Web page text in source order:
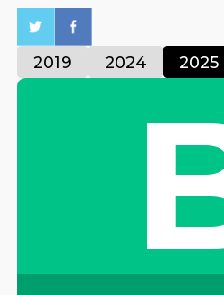
2019 2024 2025